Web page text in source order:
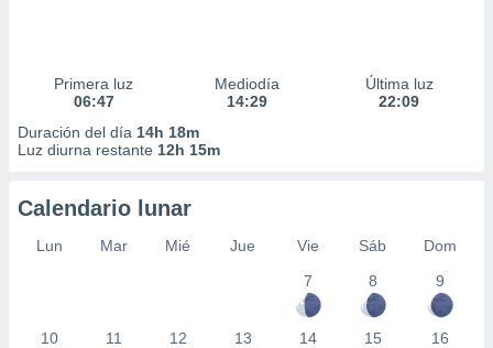
Primera luz
06:47
Mediodía
14:29
Última luz
22:09
Duración del día 14h 18m
Luz diurna restante 12h 15m
Calendario lunar
Lun Mar Mié Jue Vie Sáb
Dom
7
8 9
10 11 12 13 14 15 16